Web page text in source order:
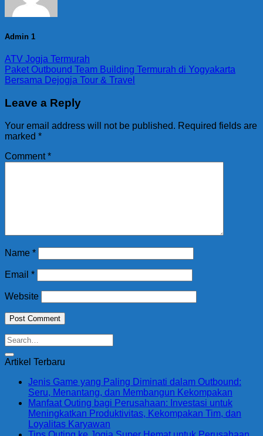
Admin 1
ATV Jogja Termurah
Paket Outbound Team Building Termurah di Yogyakarta
Bersama Dejogja Tour & Travel
Leave a Reply
Your email address will not be published. Required fields are
marked *
Comment*
Name *
Email *
Website
Artikel Terbaru
Jenis Game yang Paling Diminati dalam Outbound:
Seru, Menantang, dan Membangun Kekompakan
Manfaat Outing bagi Perusahaan: Investasi untuk
Meningkatkan Produktivitas, Kekompakan Tim, dan
Loyalitas Karyawan